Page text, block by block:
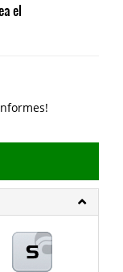
el